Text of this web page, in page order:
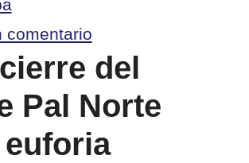
comentario
del
Pal Norte
euforia